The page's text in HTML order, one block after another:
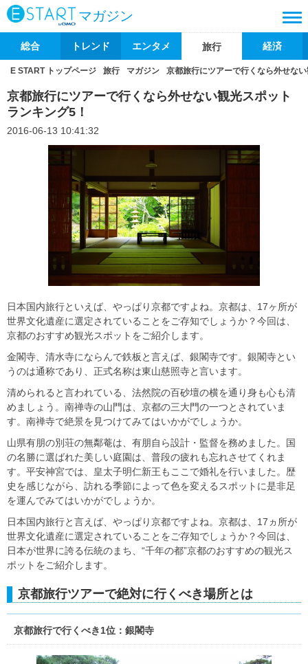
マガジン
総合 トレンド エンタメ 旅行 経済
E START トップページ 旅行 マガジン 京都旅行にツアーで行くなら外せな
京都旅行にツアーで行くなら外せない観光スポット
ランキング5！
2016-06-13 10:41:32
日本国内旅行といえば、やっぱり京都ですよね。京都は、17ヶ所が
世界文化遺産に選定されていることをご存知でしょうか？今回は、
京都のおすすめ観光スポットをご紹介します。
金閣寺、清水寺にならんで鉄板と言えば、銀閣寺です。銀閣寺とい
うのは通称であり、正式名称は東山慈照寺と言います。
清められると言われている、法然院の百砂壇の横を通り身も心も清
めましょう。南禅寺の山門は、京都の三大門の一つとされていま
す。南禅寺で絶景を見つけてみてはいかがでしょうか。
山県有朋の別荘の無鄰菴は、有朋自ら設計・監督を務めました。国
の名勝に選ばれた美しい庭園は、普段の疲れも忘れさせてくれま
す。平安神宮では、皇太子明仁新王もここで婚礼を行いました。歴
史を感じながら、訪れる季節によって色を変えるスポットに是非足
を運んでみてはいかがでしょうか。
日本国内旅行と言えば、やっぱり京都ですよね。京都は、17ヵ所が
世界文化遺産に選定されていることをご存知でしょうか？今回は、
日本が世界に誇る伝統のまち、“千年の都”京都のおすすめの観光ス
ポットをご紹介します。
京都旅行ツアーで絶対に行くべき場所とは
京都旅行で行くべき1位：銀閣寺